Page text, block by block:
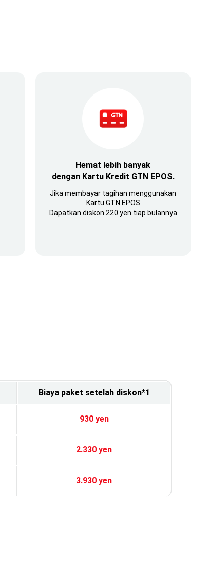
Hemat lebih banyak
dengan Kartu Kredit GTN EPOS.
Jika membayar tagihan menggunakan
Kartu GTN EPOS
Dapatkan diskon 220 yen tiap bulannya
Biaya paket setelah diskon*1
930 yen
2.330 yen
3.930 yen